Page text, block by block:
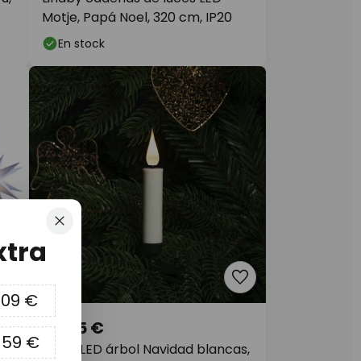
Motje, Papá Noel, 320 cm, IP20
En stock
Velas LED árbol Navidad blancas,
57,95 €
Cerrar
€
€